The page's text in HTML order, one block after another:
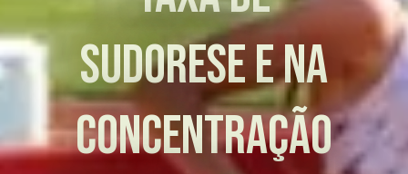
Sudorese e na
Concentração